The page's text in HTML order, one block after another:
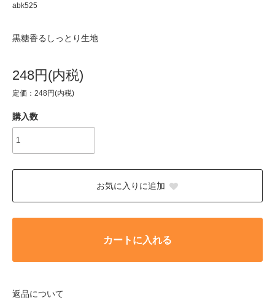
abk525
黒糖香るしっとり生地
248円(内税)
定価：248円(内税)
購入数
お気に入りに追加
カートに入れる
返品について